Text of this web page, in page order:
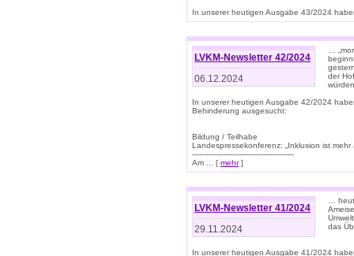
In unserer heutigen Ausgabe 43/2024
LVKM-Newsletter 42/2024
06.12.2024
…
der
In unserer heutigen Ausgabe 42/2024
Behinderung ausgesucht:
Bildung / Teilhabe
Landespressekonferenz: „Inklusion ist mehr
-------------------------------------------
Am ... [ mehr]
LVKM-Newsletter 41/2024
29.11.2024
…
das
In unserer heutigen Ausgabe 41/2024